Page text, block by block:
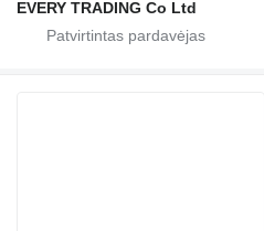
EVERY TRADING Co Ltd